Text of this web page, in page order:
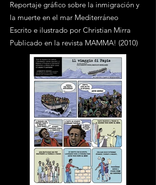
Reportaje gráfico sobre la inmigración y
la muerte en el mar Mediterráneo
Escrito e ilustrado por Christian Mirra
Publicado en la revista MAMMA! (2010)